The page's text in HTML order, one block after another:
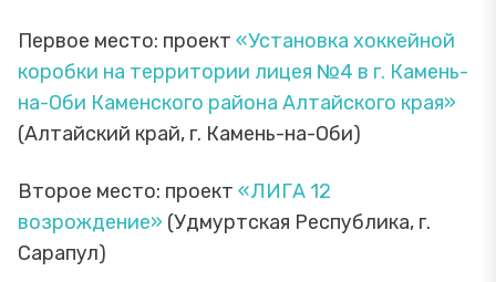
Первое место: проект «Установка хоккейной
коробки на территории лицея №4 в г. Камень-
на-Оби Каменского района Алтайского края»
(Алтайский край, г. Камень-на-Оби)
Второе место: проект «ЛИГА 12
возрождение» (Удмуртская Республика, г.
Сарапул)